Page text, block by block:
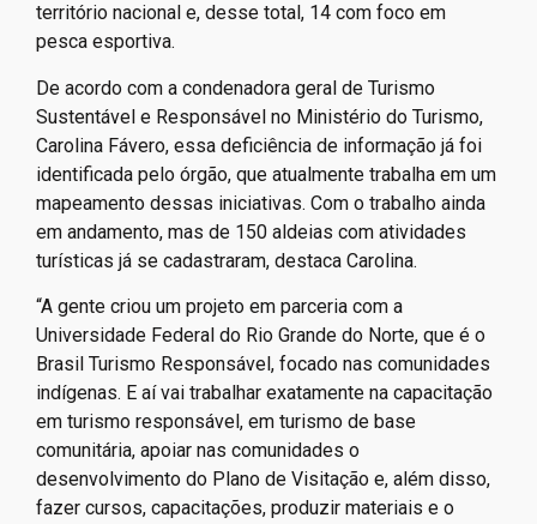
território nacional e, desse total, 14 com foco em
pesca esportiva.
De acordo com a condenadora geral de Turismo
Sustentável e Responsável no Ministério do Turismo,
Carolina Fávero, essa deficiência de informação já foi
identificada pelo órgão, que atualmente trabalha em um
mapeamento dessas iniciativas. Com o trabalho ainda
em andamento, mas de 150 aldeias com atividades
turísticas já se cadastraram, destaca Carolina.
“A gente criou um projeto em parceria com a
Universidade Federal do Rio Grande do Norte, que é o
Brasil Turismo Responsável, focado nas comunidades
indígenas. E aí vai trabalhar exatamente na capacitação
em turismo responsável, em turismo de base
comunitária, apoiar nas comunidades o
desenvolvimento do Plano de Visitação e, além disso,
fazer cursos, capacitações, produzir materiais e o